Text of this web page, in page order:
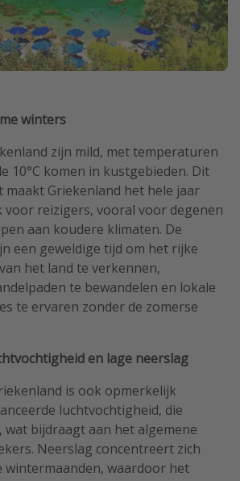
winters
zijn mild, met temperaturen
10°C komen in kustgebieden. Dit
maakt Griekenland het hele jaar
reizigers, vooral voor degenen
aan koudere klimaten. De
een geweldige tijd om het rijke
het land te verkennen,
te bewandelen en lokale
te ervaren zonder de zomerse
en lage neerslag
is ook opmerkelijk
luchtvochtigheid, die
wat bijdraagt aan het algemene
Neerslag concentreert zich
wintermaanden, waardoor het